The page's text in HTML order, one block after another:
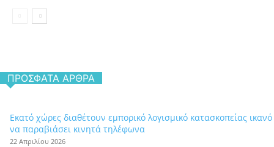
ΠΡΌΣΦΑΤΑ ΆΡΘΡΑ
Εκατό χώρες διαθέτουν εμπορικό λογισμικό κατασκοπείας ικανό
να παραβιάσει κινητά τηλέφωνα
22 Απριλίου 2026